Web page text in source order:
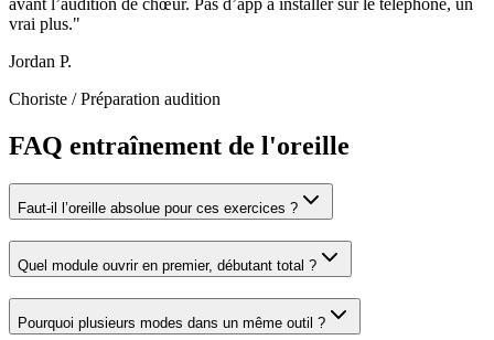
avant l’audition de chœur. Pas d’app à installer sur le téléphone, un
vrai plus."
Jordan P.
Choriste /Préparation audition
FAQ entraînement de l'oreille
Faut-il l’oreille absolue pour ces exercices ?
Quel module ouvrir en premier, débutant total ?
Pourquoi plusieurs modes dans un même outil ?